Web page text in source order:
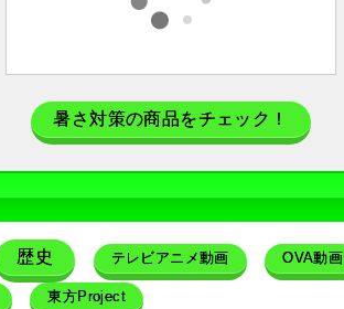
暑さ対策の商品をチェック！
歴史 テレビアニメ動画 OVA動画
東方Project